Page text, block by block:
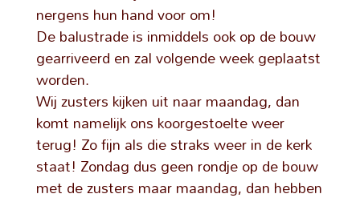
nergens hun hand voor om!
De balustrade is inmiddels ook op de bouw
gearriveerd en zal volgende week geplaatst
worden.
Wij zusters kijken uit naar maandag, dan
komt namelijk ons koorgestoelte weer
terug! Zo fijn als die straks weer in de kerk
staat! Zondag dus geen rondje op de bouw
met de zusters maar maandag, dan hebben